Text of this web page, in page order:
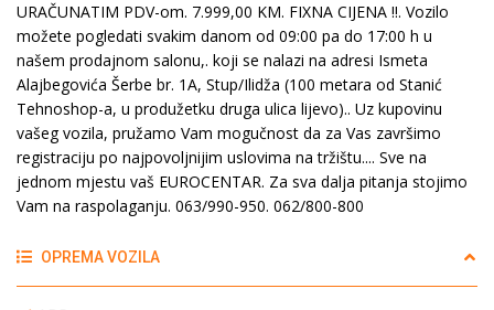
URAČUNATIM PDV-om. 7.999,00 KM. FIXNA CIJENA !!. Vozilo
možete pogledati svakim danom od 09:00 pa do 17:00 h u
našem prodajnom salonu,. koji se nalazi na adresi Ismeta
Alajbegovića Šerbe br. 1A, Stup/Ilidža (100 metara od Stanić
Tehnoshop-a, u produžetku druga ulica lijevo).. Uz kupovinu
vašeg vozila, pružamo Vam mogučnost da za Vas završimo
registraciju po najpovoljnijim uslovima na tržištu.... Sve na
jednom mjestu vaš EUROCENTAR. Za sva dalja pitanja stojimo
Vam na raspolaganju. 063/990-950. 062/800-800
OPREMA VOZILA